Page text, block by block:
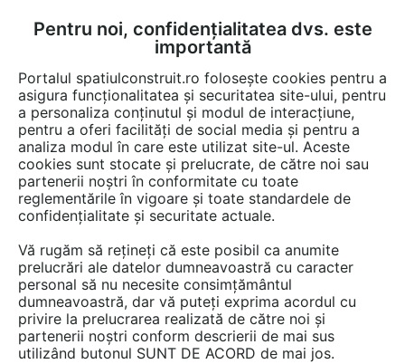
FĂ-ȚI CONT LOGIN
CUM SE FACE
PUP Architects maschează un
spațiu de locuit sub forma unui
canal de ventilație
Pentru noi, confidențialitatea dvs. este
importantă
Portalul spatiulconstruit.ro folosește cookies pentru a
asigura funcționalitatea și securitatea site-ului, pentru
a personaliza conținutul și modul de interacțiune,
pentru a oferi facilități de social media și pentru a
analiza modul în care este utilizat site-ul. Aceste
cookies sunt stocate și prelucrate, de către noi sau
partenerii noștri în conformitate cu toate
reglementările în vigoare și toate standardele de
confidențialitate și securitate actuale.
Vă rugăm să rețineți că este posibil ca anumite
prelucrări ale datelor dumneavoastră cu caracter
personal să nu necesite consimțământul
dumneavoastră, dar vă puteți exprima acordul cu
privire la prelucrarea realizată de către noi și
partenerii noștri conform descrierii de mai sus
utilizând butonul SUNT DE ACORD de mai jos.